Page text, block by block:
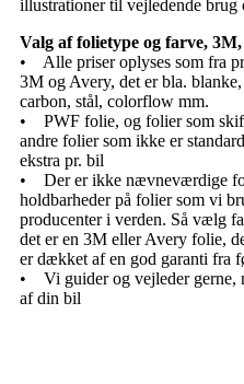
illustrationer til vejledende
Valg af folietype og farve,
• Alle priser oplyses som fra
3M og Avery, det er bla.
carbon, stål, colorflow mm.
• PWF folie, og folier som
andre folier som ikke er
ekstra pr. bil
• Der er ikke nævneværdige
holdbarheder på folier som vi
producenter i verden. Så vælg
det er en 3M eller Avery folie,
er dækket af en god garanti fra
• Vi guider og vejleder gerne,
af din bil